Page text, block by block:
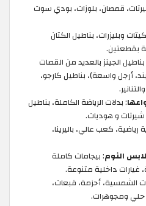
قمصان، بلوزات، بودي سوت
وبليزرات، بناطيل الكتان
بقطعتين.
الجينز بالعديد من القصات
أرجل واسعة)، بناطيل كارجو،
: بدلات الرياضة الكاملة، بناطيل
شيرتات و هوديات.
رياضية، كعب عالي، باليرينا،
النوم: بيجامات كاملة
غيارات داخلية متنوعة.
الشمسية، أحزمة، قبعات،
حلي ومجوهرات.